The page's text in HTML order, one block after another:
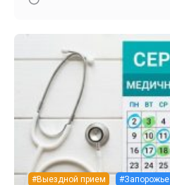
#Выездной прием #Запорожье